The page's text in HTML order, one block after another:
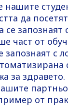
нашите
да
се
част от
запознаят с
за здравето.
от